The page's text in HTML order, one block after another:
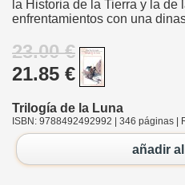
la Historia de la Tierra y la de
enfrentamientos con una
23.00 €
21.85 €
Trilogía de la Luna
ISBN: 9788492492992 | 346 páginas |
añadir